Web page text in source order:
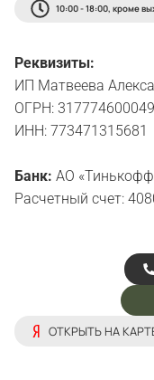
10:00 - 18:00, кроме
Реквизиты:
ИП Матвеева
ОГРН:
ИНН: 773471315681
Банк: АО
Расчетный счет:
ОТКРЫТЬ НА